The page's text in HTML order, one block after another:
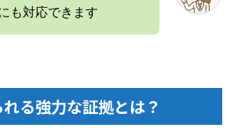
も対応できます
る強力な証拠とは？